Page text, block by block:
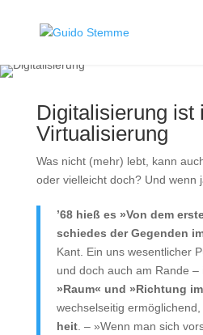
Digitalisierung ist
Virtualisierung
Was nicht (mehr) lebt, kann
oder viel­leicht doch? Und wenn
’68 hieß es »Von dem
schie­des der Gegen­den
Kant. Ein uns wesent­li­cher
und doch auch am Ran­de –
»Raum« und »Rich­tung
wech­sel­sei­tig
heit. – »Wenn man sich